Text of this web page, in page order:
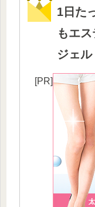
1日た
もエ
ジェル
[PR]